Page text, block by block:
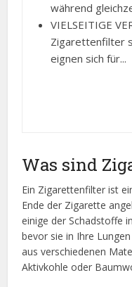
während
VIELSEITIGE
Zigarettenfilter
eignen sich für...
Was sind
Ein Zigarettenfilter ist
Ende der Zigarette
einige der Schadstoffe
bevor sie in Ihre
aus verschiedenen
Aktivkohle oder